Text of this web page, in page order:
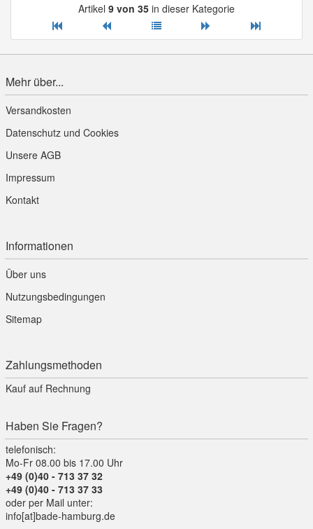
Artikel 9 von 35 in dieser Kategorie
Mehr über...
Versandkosten
Datenschutz und Cookies
Unsere AGB
Impressum
Kontakt
Informationen
Über uns
Nutzungsbedingungen
Sitemap
Zahlungsmethoden
Kauf auf Rechnung
Haben Sie Fragen?
telefonisch:
Mo-Fr 08.00 bis 17.00 Uhr
+49 (0)40 - 713 37 32
+49 (0)40 - 713 37 33
oder per Mail unter:
info[at]bade-hamburg.de